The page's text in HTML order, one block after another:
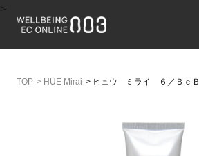
> HUE Mirai > ヒュウ ミライ ６／ＢｅＢ